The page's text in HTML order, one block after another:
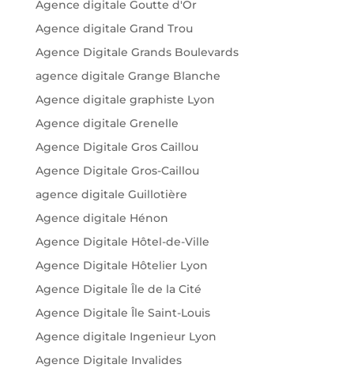
Agence digitale Goutte d'Or
Agence digitale Grand Trou
Agence Digitale Grands Boulevards
agence digitale Grange Blanche
Agence digitale graphiste Lyon
Agence digitale Grenelle
Agence Digitale Gros Caillou
Agence Digitale Gros-Caillou
agence digitale Guillotière
Agence digitale Hénon
Agence Digitale Hôtel-de-Ville
Agence Digitale Hôtelier Lyon
Agence Digitale Île de la Cité
Agence Digitale Île Saint-Louis
Agence digitale Ingenieur Lyon
Agence Digitale Invalides